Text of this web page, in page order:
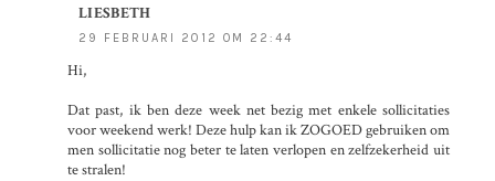
LIESBETH
29 FEBRUARI 2012 OM 22:44
Hi,
Dat past, ik ben deze week net bezig met enkele sollicitaties
voor weekend werk! Deze hulp kan ik ZOGOED gebruiken om
men sollicitatie nog beter te laten verlopen en zelfzekerheid uit
te stralen!